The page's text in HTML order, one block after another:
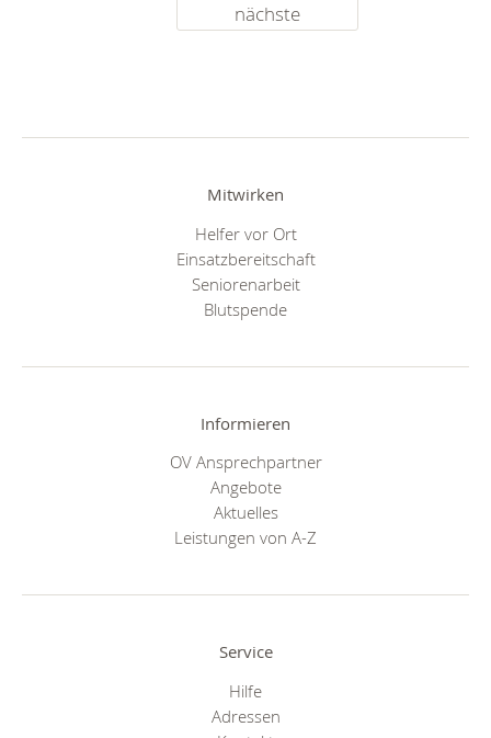
nächste
Mitwirken
Helfer vor Ort
Einsatzbereitschaft
Seniorenarbeit
Blutspende
Informieren
OV Ansprechpartner
Angebote
Aktuelles
Leistungen von A-Z
Service
Hilfe
Adressen